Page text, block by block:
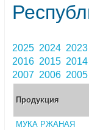
2025 2024 2023
2016 2015 2014
2007 2006 2005
Продукция
МУКА РЖАНАЯ